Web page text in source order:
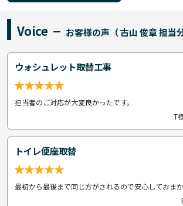
Voice お客様の声（ 古山 俊章 担当分
ウォシュレット取替工事
担当者のご対応が大変良かったです。
T
トイレ便座取替
最初から最後まで同じ方がされるので安心しておまか